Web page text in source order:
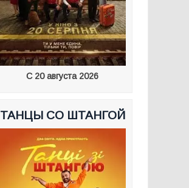
С 20 августа 2026
ТАНЦЫ СО ШТАНГОЙ